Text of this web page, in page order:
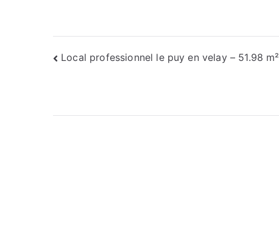
Navigation
l’article
Local professionnel le puy en velay – 51.98 m²